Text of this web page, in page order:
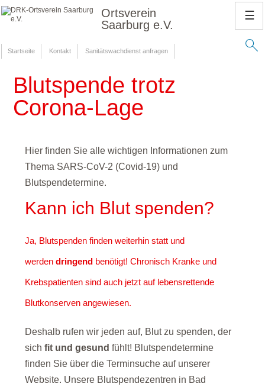
Ortsverein
Saarburg e.V.
Startseite Kontakt Sanitätswachdienst anfragen
☰
Blutspende trotz
Corona-Lage
Hier finden Sie alle wichtigen Informationen zum
Thema SARS-CoV-2 (Covid-19) und
Blutspendetermine.
Kann ich Blut spenden?
Ja, Blutspenden finden weiterhin statt und
werden dringend benötigt! Chronisch Kranke und
Krebspatienten sind auch jetzt auf lebensrettende
Blutkonserven angewiesen.
Deshalb rufen wir jeden auf, Blut zu spenden, der
sich fit und gesund fühlt! Blutspendetermine
finden Sie über die Terminsuche auf unserer
Website. Unsere Blutspendezentren in Bad